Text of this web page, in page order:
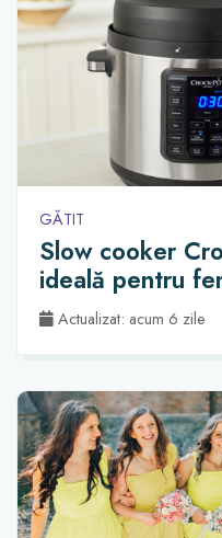
GĂTIT
Slow cooker
ideală pentru
Actualizat: acum 6 zile